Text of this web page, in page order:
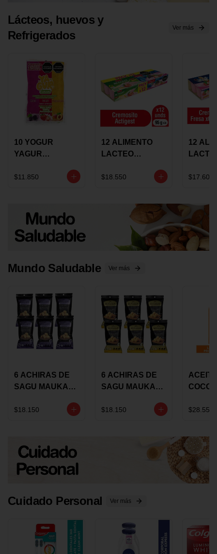
Lácteos, huevos y
Refrigerados
Ver más
10 YOGUR
YAGUR
150ML SURTIDO
$11.850
12 ALIMENTO
LACTEO
ALQUERIA
$18.550
12
$17.600
Mundo Saludable Ver más
6 ACHIRAS DE
SAGU MAUKA
$18.150
6 ACHIRAS DE
SAGU MAUKA
GRS
$18.150
COCO
150G
$28.550
Cuidado Personal Ver más